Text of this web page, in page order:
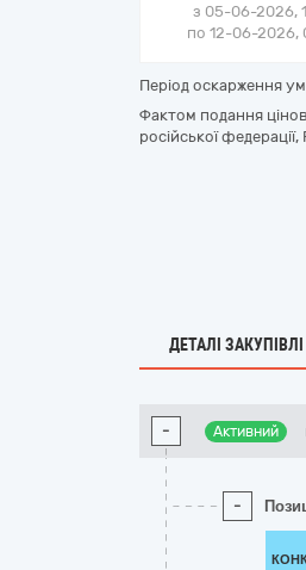
з 05-06-2026,
по 12-06-2026,
Період оскарження
Фактом подання
російської
ДЕТАЛІ ЗАКУПІВЛІ
- Активний
-